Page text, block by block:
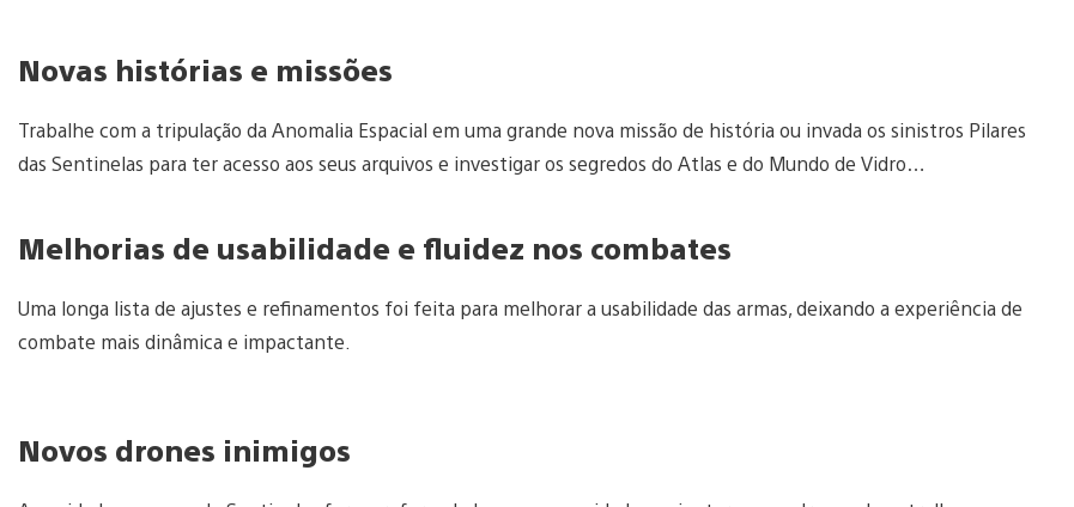
Novas histórias e missões
Trabalhe com a tripulação da Anomalia Espacial em uma grande nova missão de história ou invada os sinistros Pilares
das Sentinelas para ter acesso aos seus arquivos e investigar os segredos do Atlas e do Mundo de Vidro…
Melhorias de usabilidade e fluidez nos combates
Uma longa lista de ajustes e refinamentos foi feita para melhorar a usabilidade das armas, deixando a experiência de
combate mais dinâmica e impactante.
Novos drones inimigos